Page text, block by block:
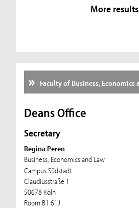
More results
Faculty of Business, Economics
Deans Office
Secretary
Regina Peren
Business, Economics and Law
Campus Südstadt
Claudiusstraße 1
50678 Köln
Room B1.61J